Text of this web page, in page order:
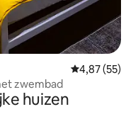
Gemiddelde
4,87 (55)
zwembad
huizen